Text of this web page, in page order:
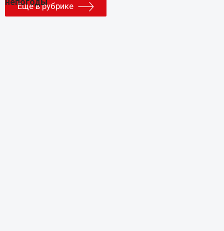
Еще в рубрике